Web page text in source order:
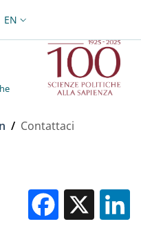
LANGUAGE SWITCHER:
EN
/ Contattaci
X